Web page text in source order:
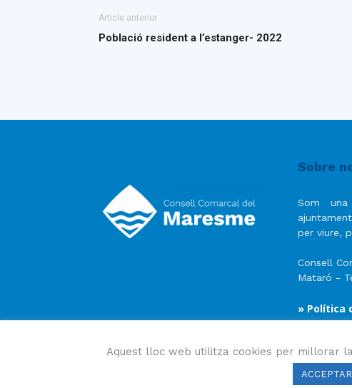
Article anterior
Població resident a l’estanger- 2022
Sobre
Som
per viure,
Consell
Mataró -
» Política
Aquest lloc web utilitza cookies per millorar
ACCEPTAR